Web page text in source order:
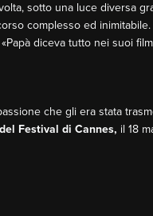
sotto una luce diversa
complesso ed
diceva tutto nei suoi
che gli era stata
Festival di Cannes, il 18